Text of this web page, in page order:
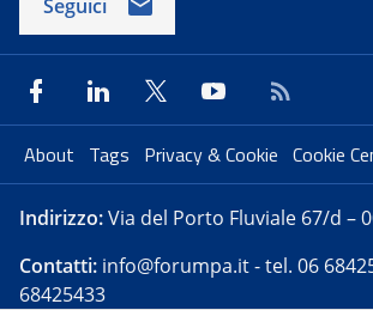
Seguici
About Tags Privacy & Cookie Cookie
Indirizzo:Via del Porto Fluviale 67/d –
Contatti: info@forumpa.it- tel. 06
68425433